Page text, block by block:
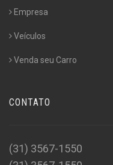
Empresa
Veículos
Venda seu Carro
CONTATO
(31) 3567-1550